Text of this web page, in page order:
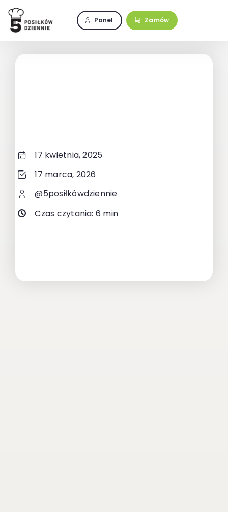
Przejdź
zawartości
Panel Zamów
17 kwietnia, 2025
17 marca, 2026
@5posiłkówdziennie
Czas czytania: 6 min